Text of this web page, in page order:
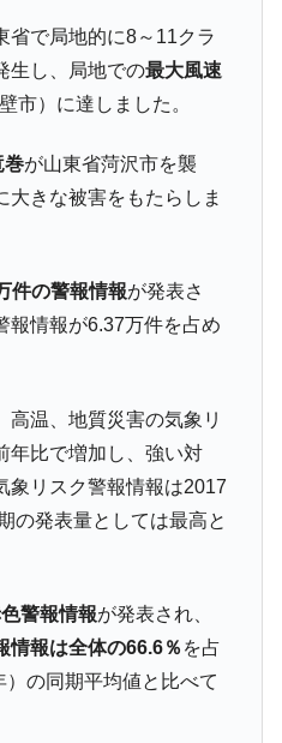
省で局地的に8～11クラ
生し、局地での最大風速
市）に達しました。
巻が山東省菏沢市を襲
大きな被害をもたらしま
件の警報情報が発表さ
報情報が6.37万件を占め
高温、地質災害の気象リ
年比で増加し、強い対
象リスク警報情報は2017
の発表量としては最高と
警報情報が発表され、
情報は全体の66.6％ を占
の同期平均値と比べて